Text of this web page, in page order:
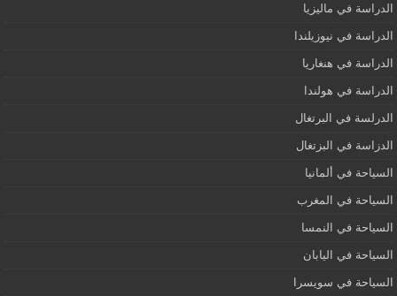
الدراسة في ماليزيا
الدراسة في نيوزيلندا
الدراسة في هنغاريا
الدراسة في هولندا
الدرلسة في البرتغال
الدزاسة في البزتغال
السياحة في ألمانيا
السياحة في المغرب
السياحة في النمسا
السياحة في اليابان
السياحة في سويسرا